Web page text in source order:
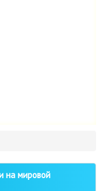
на мировой